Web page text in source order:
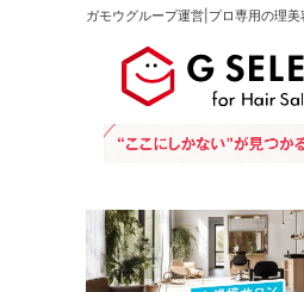
ガモウグループ運営|プロ専用の理